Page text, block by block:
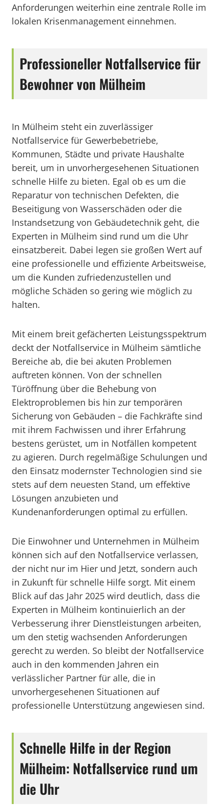
Anforderungen weiterhin eine zentrale Rolle im
lokalen Krisenmanagement einnehmen.
Professioneller Notfallservice für
Bewohner von Mülheim
In Mülheim steht ein zuverlässiger
Notfallservice für Gewerbebetriebe,
Kommunen, Städte und private Haushalte
bereit, um in unvorhergesehenen Situationen
schnelle Hilfe zu bieten. Egal ob es um die
Reparatur von technischen Defekten, die
Beseitigung von Wasserschäden oder die
Instandsetzung von Gebäudetechnik geht, die
Experten in Mülheim sind rund um die Uhr
einsatzbereit. Dabei legen sie großen Wert auf
eine professionelle und effiziente Arbeitsweise,
um die Kunden zufriedenzustellen und
mögliche Schäden so gering wie möglich zu
halten.
Mit einem breit gefächerten Leistungsspektrum
deckt der Notfallservice in Mülheim sämtliche
Bereiche ab, die bei akuten Problemen
auftreten können. Von der schnellen
Türöffnung über die Behebung von
Elektroproblemen bis hin zur temporären
Sicherung von Gebäuden – die Fachkräfte sind
mit ihrem Fachwissen und ihrer Erfahrung
bestens gerüstet, um in Notfällen kompetent
zu agieren. Durch regelmäßige Schulungen und
den Einsatz modernster Technologien sind sie
stets auf dem neuesten Stand, um effektive
Lösungen anzubieten und
Kundenanforderungen optimal zu erfüllen.
Die Einwohner und Unternehmen in Mülheim
können sich auf den Notfallservice verlassen,
der nicht nur im Hier und Jetzt, sondern auch
in Zukunft für schnelle Hilfe sorgt. Mit einem
Blick auf das Jahr 2025 wird deutlich, dass die
Experten in Mülheim kontinuierlich an der
Verbesserung ihrer Dienstleistungen arbeiten,
um den stetig wachsenden Anforderungen
gerecht zu werden. So bleibt der Notfallservice
auch in den kommenden Jahren ein
verlässlicher Partner für alle, die in
unvorhergesehenen Situationen auf
professionelle Unterstützung angewiesen sind.
Schnelle Hilfe in der Region
Mülheim: Notfallservice rund um
die Uhr